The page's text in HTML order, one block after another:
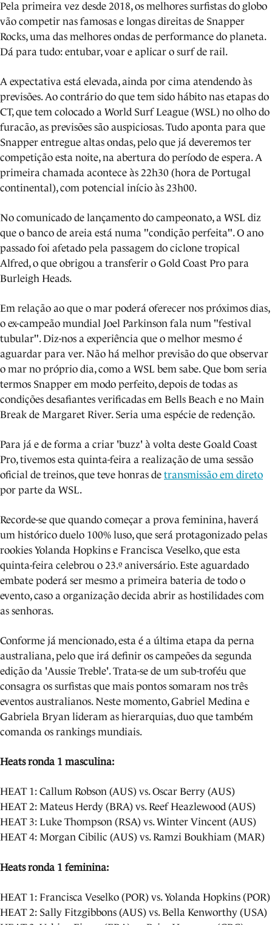
Pela primeira vez desde 2018, os melhores surfistas do globo
vão competir nas famosas e longas direitas de Snapper
Rocks, uma das melhores ondas de performance do planeta.
Dá para tudo: entubar, voar e aplicar o surf de rail.
A expectativa está elevada, ainda por cima atendendo às
previsões. Ao contrário do que tem sido hábito nas etapas do
CT, que tem colocado a World Surf League (WSL) no olho do
furacão, as previsões são auspiciosas. Tudo aponta para que
Snapper entregue altas ondas, pelo que já deveremos ter
competição esta noite, na abertura do período de espera. A
primeira chamada acontece às 22h30 (hora de Portugal
continental), com potencial início às 23h00.
No comunicado de lançamento do campeonato, a WSL diz
que o banco de areia está numa "condição perfeita". O ano
passado foi afetado pela passagem do ciclone tropical
Alfred, o que obrigou a transferir o Gold Coast Pro para
Burleigh Heads.
Em relação ao que o mar poderá oferecer nos próximos dias,
o ex-campeão mundial Joel Parkinson fala num "festival
tubular". Diz-nos a experiência que o melhor mesmo é
aguardar para ver. Não há melhor previsão do que observar
o mar no próprio dia, como a WSL bem sabe. Que bom seria
termos Snapper em modo perfeito, depois de todas as
condições desafiantes verificadas em Bells Beach e no Main
Break de Margaret River. Seria uma espécie de redenção.
Para já e de forma a criar 'buzz' à volta deste Goald Coast
Pro, tivemos esta quinta-feira a realização de uma sessão
oficial de treinos, que teve honras de transmissão em direto
por parte da WSL.
Recorde-se que quando começar a prova feminina, haverá
um histórico duelo 100% luso, que será protagonizado pelas
rookies Yolanda Hopkins e Francisca Veselko, que esta
quinta-feira celebrou o 23.º aniversário. Este aguardado
embate poderá ser mesmo a primeira bateria de todo o
evento, caso a organização decida abrir as hostilidades com
as senhoras.
Conforme já mencionado, esta é a última etapa da perna
australiana, pelo que irá definir os campeões da segunda
edição da 'Aussie Treble'. Trata-se de um sub-troféu que
consagra os surfistas que mais pontos somaram nos três
eventos australianos. Neste momento, Gabriel Medina e
Gabriela Bryan lideram as hierarquias, duo que também
comanda os rankings mundiais.
Heats ronda 1 masculina:
HEAT 1: Callum Robson (AUS) vs. Oscar Berry (AUS)
HEAT 2: Mateus Herdy (BRA) vs. Reef Heazlewood (AUS)
HEAT 3: Luke Thompson (RSA) vs. Winter Vincent (AUS)
HEAT 4: Morgan Cibilic (AUS) vs. Ramzi Boukhiam (MAR)
Heats ronda 1 feminina:
HEAT 1: Francisca Veselko (POR) vs. Yolanda Hopkins (POR)
HEAT 2: Sally Fitzgibbons (AUS) vs. Bella Kenworthy (USA)